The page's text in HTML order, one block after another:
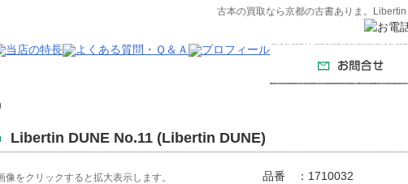
古本の買取なら京都の古書ありま。
Libertin DUNE No.11 (Libertin DUNE)
像をクリックすると拡大表示します。 品番 ： 1710032